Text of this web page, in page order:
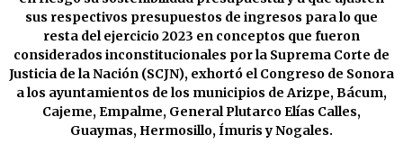
sus respectivos presupuestos de ingresos para lo que
resta del ejercicio 2023 en conceptos que fueron
considerados inconstitucionales por la Suprema Corte de
Justicia de la Nación (SCJN), exhortó el Congreso de Sonora
a los ayuntamientos de los municipios de Arizpe, Bácum,
Cajeme, Empalme, General Plutarco Elías Calles,
Guaymas, Hermosillo, Ímuris y Nogales.